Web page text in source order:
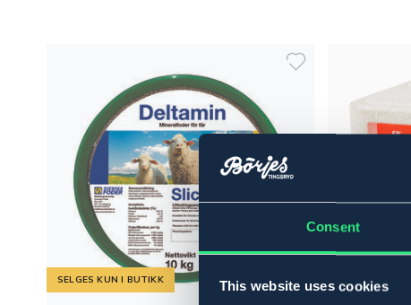
Consent
This website uses cookies
SELGES KUN I BUTIKK SELGES KUN I